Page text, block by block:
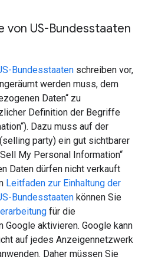
US-Bundesstaaten
Bundesstaaten schreiben vor,
werden muss, dem
Daten“ zu
Definition der Begriffe
Dazu muss auf der
party) ein gut sichtbarer
My Personal Information“
Daten dürfen nicht verkauft
Leitfaden zur Einhaltung der
Bundesstaaten können Sie
für die
aktivieren. Google kann
auf jedes Anzeigennetzwerk
Daher müssen Sie